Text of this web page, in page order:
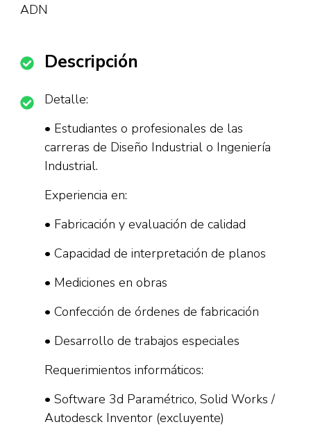
ADN
Descripción
Detalle:
• Estudiantes o profesionales de las
carreras de Diseño Industrial o Ingeniería
Industrial.
Experiencia en:
• Fabricación y evaluación de calidad
• Capacidad de interpretación de planos
• Mediciones en obras
• Confección de órdenes de fabricación
• Desarrollo de trabajos especiales
Requerimientos informáticos:
• Software 3d Paramétrico, Solid Works /
Autodesck Inventor (excluyente)